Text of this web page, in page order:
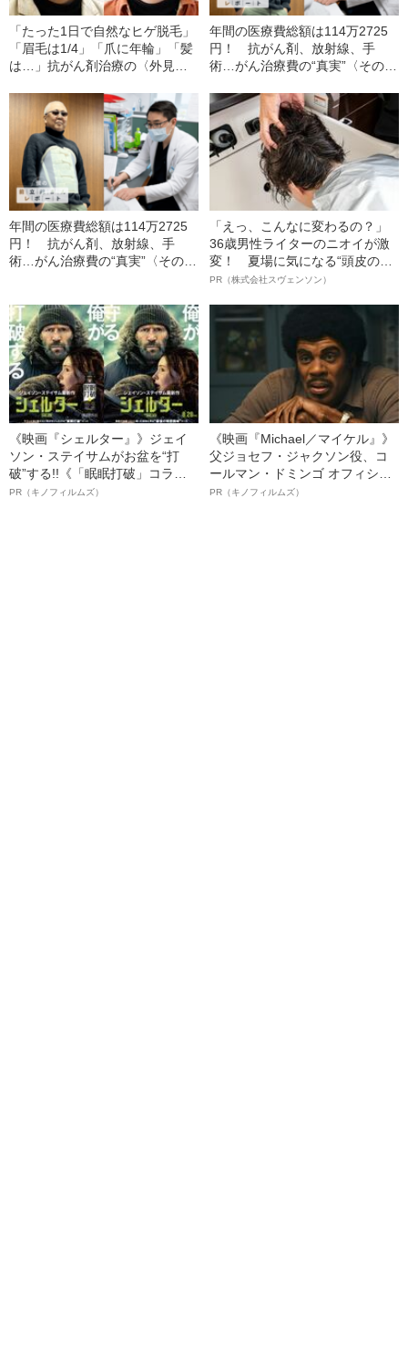
「たった1日で自然なヒゲ脱毛」
「眉毛は1/4」「爪に年輪」「髪
は…」抗がん剤治療の〈外見の
赤裸々告白
年間の医療費総額は114万2725
円！ 抗がん剤、放射線、手
術…がん治療費の“真実”〈そのう
額は…〉
年間の医療費総額は114万2725
円！ 抗がん剤、放射線、手
術…がん治療費の“真実”〈そのう
「えっ、こんなに変わるの？」
36歳男性ライターのニオイが激
変！ 夏場に気になる“頭皮のニ
オイ”や“ベタつき”を解消す
ト”が生み出した徹底ケアとは
PR（株式会社スヴェンソン）
《映画『シェルター』》ジェイ
ソン・ステイサムがお盆を“打
破”する!!《「眠眠打破」コラ
ボ》
PR（キノフィルムズ）
《映画『Michael／マイケル』》
父ジョセフ・ジャクソン役、コ
ールマン・ドミンゴ オフィシャ
ルインタビュー“観客を魅了した
PR（キノフィルムズ）